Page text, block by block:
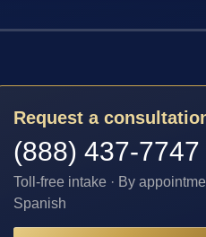
Request a
(888) 437-7747
Toll-free intake · By
Spanish